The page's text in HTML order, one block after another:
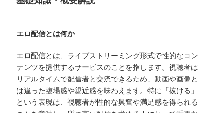
エロ配信とは何か
エロ配信とは、ライブストリーミング形式で性的なコン
テンツを提供するサービスのことを指します。視聴者は
リアルタイムで配信者と交流できるため、動画や画像と
は違った臨場感や親近感を味わえます。特に「抜ける」
という表現は、視聴者が性的な興奮や満足感を得られる